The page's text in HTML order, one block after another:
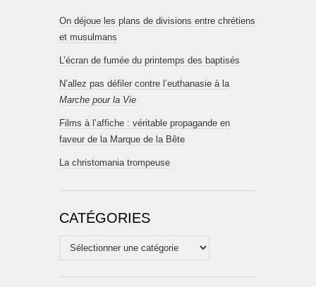
On déjoue les plans de divisions entre chrétiens
et musulmans
L’écran de fumée du printemps des baptisés
N’allez pas défiler contre l’euthanasie à la
Marche pour la Vie
Films à l’affiche : véritable propagande en
faveur de la Marque de la Bête
La christomania trompeuse
CATÉGORIES
Catégories